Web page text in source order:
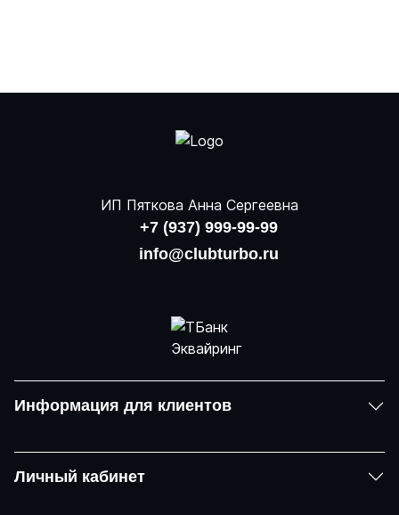
ИП Пяткова Анна Сергеевна
+7 (937) 999-99-99
info@clubturbo.ru
Информация для клиентов
Личный кабинет